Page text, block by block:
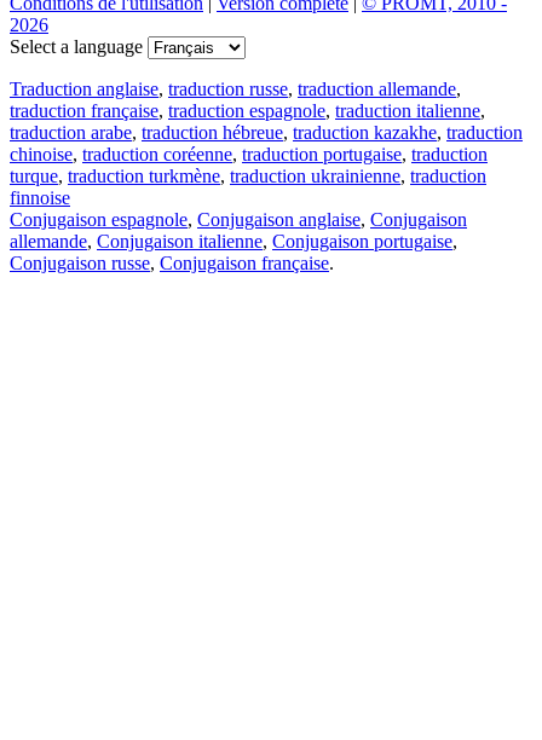
2026
Select a language
Traduction anglaise, traduction russe, traduction allemande,
traduction française, traduction espagnole, traduction italienne,
traduction arabe, traduction hébreue, traduction kazakhe, traduction
chinoise, traduction coréenne, traduction portugaise, traduction
turque, traduction turkmène, traduction ukrainienne, traduction
finnoise
Conjugaison espagnole, Conjugaison anglaise, Conjugaison
allemande, Conjugaison italienne, Conjugaison portugaise,
Conjugaison russe, Conjugaison française.